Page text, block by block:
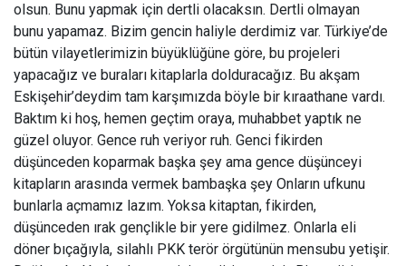
olsun. Bunu yapmak için dertli olacaksın. Dertli olmayan
bunu yapamaz. Bizim gencin haliyle derdimiz var. Türkiye’de
bütün vilayetlerimizin büyüklüğüne göre, bu projeleri
yapacağız ve buraları kitaplarla dolduracağız. Bu akşam
Eskişehir’deydim tam karşımızda böyle bir kıraathane vardı.
Baktım ki hoş, hemen geçtim oraya, muhabbet yaptık ne
güzel oluyor. Gence ruh veriyor ruh. Genci fikirden
düşünceden koparmak başka şey ama gence düşünceyi
kitapların arasında vermek bambaşka şey Onların ufkunu
bunlarla açmamız lazım. Yoksa kitaptan, fikirden,
düşünceden ırak gençlikle bir yere gidilmez. Onlarla eli
döner bıçağıyla, silahlı PKK terör örgütünün mensubu yetişir.